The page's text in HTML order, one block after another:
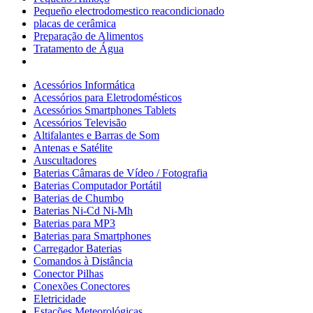
Pequeño electrodomestico reacondicionado
placas de cerâmica
Preparação de Alimentos
Tratamento de Água
Acessórios Informática
Acessórios para Eletrodomésticos
Acessórios Smartphones Tablets
Acessórios Televisão
Altifalantes e Barras de Som
Antenas e Satélite
Auscultadores
Baterias Câmaras de Vídeo / Fotografia
Baterias Computador Portátil
Baterias de Chumbo
Baterias Ni-Cd Ni-Mh
Baterias para MP3
Baterias para Smartphones
Carregador Baterias
Comandos à Distância
Conector Pilhas
Conexões Conectores
Eletricidade